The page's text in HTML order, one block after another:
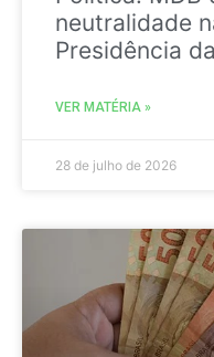
neutralidade
Presidência
VER MATÉRIA »
28 de julho de 2026